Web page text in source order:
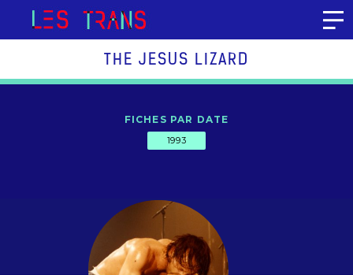
Aller au contenu
THE JESUS LIZARD
FICHES PAR DATE
1993